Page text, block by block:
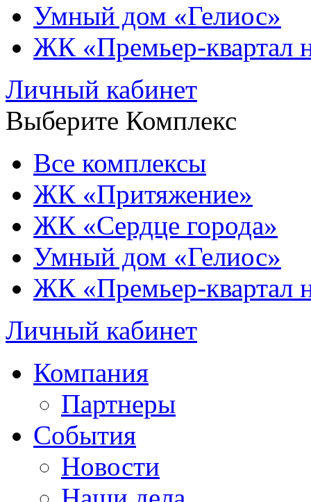
Умный дом «Гелиос»
ЖК «Премьер-квартал
Личный кабинет
Выберите Комплекс
Все комплексы
ЖК «Притяжение»
ЖК «Сердце города»
Умный дом «Гелиос»
ЖК «Премьер-квартал
Личный кабинет
Компания
Партнеры
События
Новости